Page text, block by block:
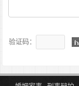
验证码：